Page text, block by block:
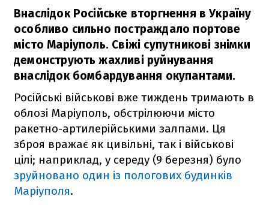
Внаслідок Російське вторгнення в Україну
особливо сильно постраждало портове
місто Маріуполь. Свіжі супутникові знімки
демонструють жахливі руйнування
внаслідок бомбардування окупантами.
Російські військові вже тиждень тримають в
облозі Маріуполь, обстрілюючи місто
ракетно-артилерійськими залпами. Ця
зброя вражає як цивільні, так і військові
цілі; наприклад, у середу (9 березня) було
зруйновано один із пологових будинків
Маріуполя.